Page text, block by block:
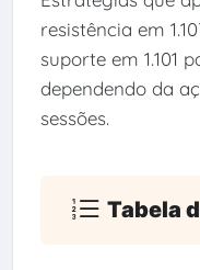
resistência em
suporte em 1.101
dependendo da
sessões.
Tabela